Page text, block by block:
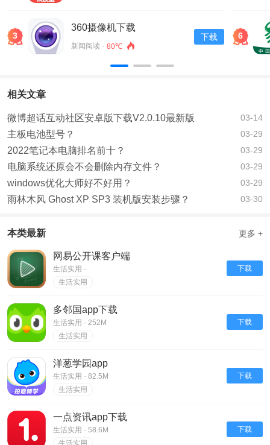
3
360摄像机下载
新闻阅读 · 80℃
下载 6
相关文章
微博超话互动社区安卓版下载V2.0.10最新版 03-14
主板电池型号？ 03-29
2022笔记本电脑排名前十？ 03-29
电脑系统还原会不会删除内存文件？ 03-29
windows优化大师好不好用？ 03-29
雨林木风 Ghost XP SP3 装机版安装步骤？ 03-30
本类最新 更多 +
网易公开课客户端
生活实用 ·
生活实用
下载
多邻国app下载
生活实用 · 252M
生活实用
下载
洋葱学园app
生活实用 · 82.5M
生活实用
下载
一点资讯app下载
生活实用 · 58.6M
生活实用
下载